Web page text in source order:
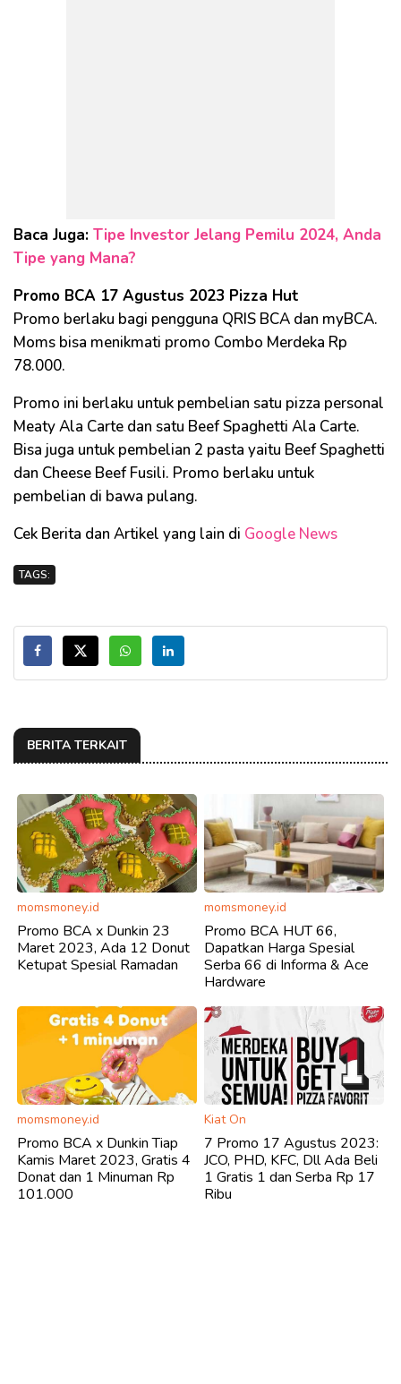
Baca Juga: Tipe Investor Jelang Pemilu 2024, Anda
Tipe yang Mana?
Promo BCA 17 Agustus 2023 Pizza Hut
Promo berlaku bagi pengguna QRIS BCA dan myBCA.
Moms bisa menikmati promo Combo Merdeka Rp
78.000.
Promo ini berlaku untuk pembelian satu pizza personal
Meaty Ala Carte dan satu Beef Spaghetti Ala Carte.
Bisa juga untuk pembelian 2 pasta yaitu Beef Spaghetti
dan Cheese Beef Fusili. Promo berlaku untuk
pembelian di bawa pulang.
Cek Berita dan Artikel yang lain di Google News
TAGS:
BERITA TERKAIT
momsmoney.id
Promo BCA x Dunkin 23
Maret 2023, Ada 12 Donut
Ketupat Spesial Ramadan
momsmoney.id
Promo BCA HUT 66,
Dapatkan Harga Spesial
Serba 66 di Informa & Ace
Hardware
momsmoney.id
Promo BCA x Dunkin Tiap
Kamis Maret 2023, Gratis 4
Donat dan 1 Minuman Rp
101.000
Kiat On
7 Promo 17 Agustus 2023:
JCO, PHD, KFC, Dll Ada Beli
1 Gratis 1 dan Serba Rp 17
Ribu